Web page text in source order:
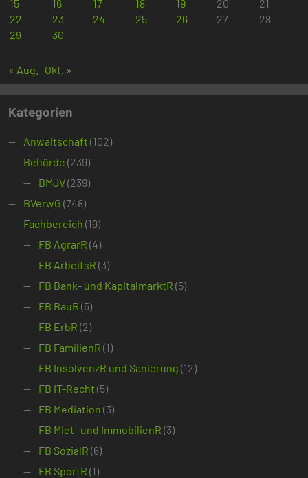
15 16 17 18 19 20
21
22
23 24 25 26 27
28
29
30
« Aug. Okt. »
Kategorien
Anwaltschaft (102)
Behörde (239)
BMJV(239)
BVerwG (748)
Fachbereich (19)
FB AgrarR (4)
FB ArbeitsR (3)
FB Bank- und KapitalmarktR (5)
FB BauR (5)
FB ErbR (2)
FB FamilienR (1)
FB InsolvenzR und Sanierung (12)
FB IT-Recht (5)
FB Mediation (3)
FB Miet- und ImmobilienR (3)
FB SozialR (6)
FB SportR (1)